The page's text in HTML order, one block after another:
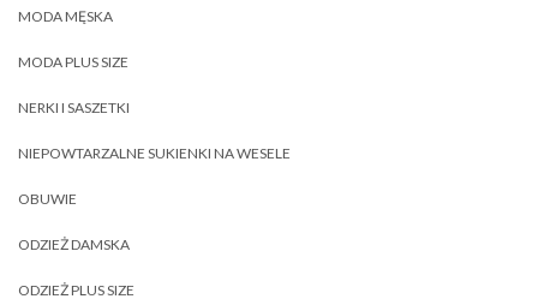
MODA MĘSKA
MODA PLUS SIZE
NERKI I SASZETKI
NIEPOWTARZALNE SUKIENKI NA WESELE
OBUWIE
ODZIEŻ DAMSKA
ODZIEŻ PLUS SIZE